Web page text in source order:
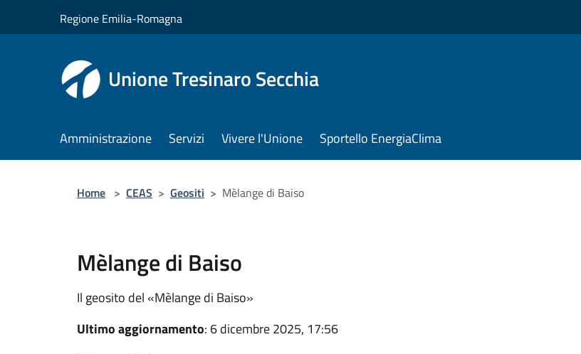
Regione Emilia-Romagna
Unione Tresinaro Secchia
Amministrazione Servizi Vivere l'Unione Sportello EnergiaClima
Home > CEAS > Geositi > Mèlange di Baiso
Mèlange di Baiso
Il geosito del «Mèlange di Baiso»
Ultimo aggiornamento: 6 dicembre 2025, 17:56